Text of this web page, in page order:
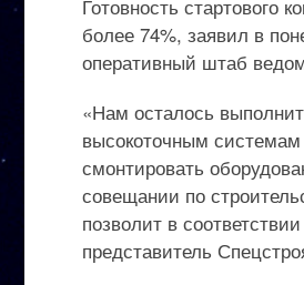
Готовность стартового
более 74%, заявил в
оперативный штаб
«Нам осталось
высокоточным
смонтировать
совещании по
позволит в
представитель